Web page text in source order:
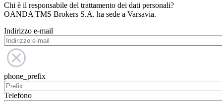
Chi è il responsabile del trattamento dei dati personali?
OANDA TMS Brokers S.A. ha sede a Varsavia.
Indirizzo e-mail
phone_prefix
Telefono